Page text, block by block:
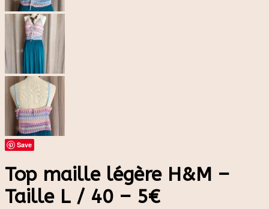
Save
Top maille légère H&M –
Taille L / 40 – 5€